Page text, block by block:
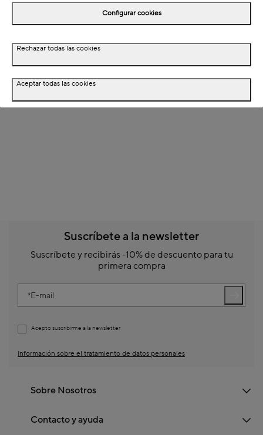
Detalles del producto
Descripción
Dimensiones
Suscríbete a la newsletter
Suscríbete y recibirás -10% de descuento para tu
primera compra
E-mail
Acepto suscribirme a la newsletter
Información sobre el tratamiento de datos personales
Sobre Nosotros
Contacto y ayuda
Configurar cookies
Rechazar todas las cookies
Aceptar todas las cookies